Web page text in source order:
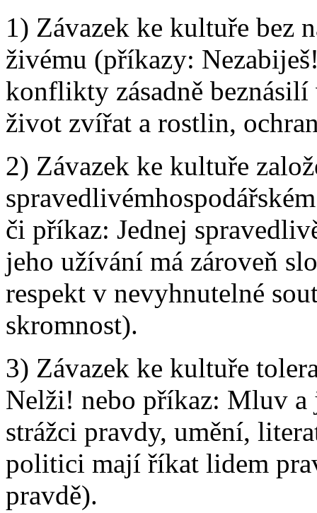
1) Závazek ke kultuře bez
živému (příkazy:
konflikty zásadně
život zvířat a rostlin,
2) Závazek ke kultuře
či příkaz: Jednej
jeho užívání má zároveň
respekt v nevyhnutelné
skromnost).
3) Závazek ke kultuře
Nelži! nebo příkaz: Mluv a
strážci pravdy, umění,
politici mají říkat lidem
pravdě).